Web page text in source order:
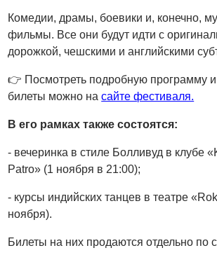
Комедии, драмы, боевики и, конечно,
фильмы. Все они будут идти с
дорожкой, чешскими и английскими
👉 Посмотреть подробную программу и
билеты можно насайте фестиваля.
В его рамках также состоятся:
- вечеринка в стиле Болливуд в клубе
Patro» (1 ноября в 21:00);
- курсы индийских танцев в театре
ноября).
Билеты на них продаются отдельно по